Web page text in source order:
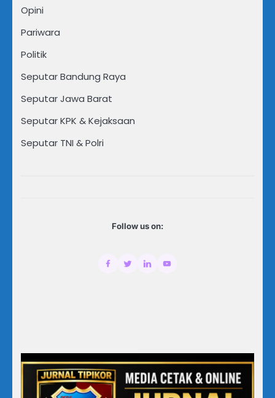
Opini
Pariwara
Politik
Seputar Bandung Raya
Seputar Jawa Barat
Seputar KPK & Kejaksaan
Seputar TNI & Polri
Follow us on: